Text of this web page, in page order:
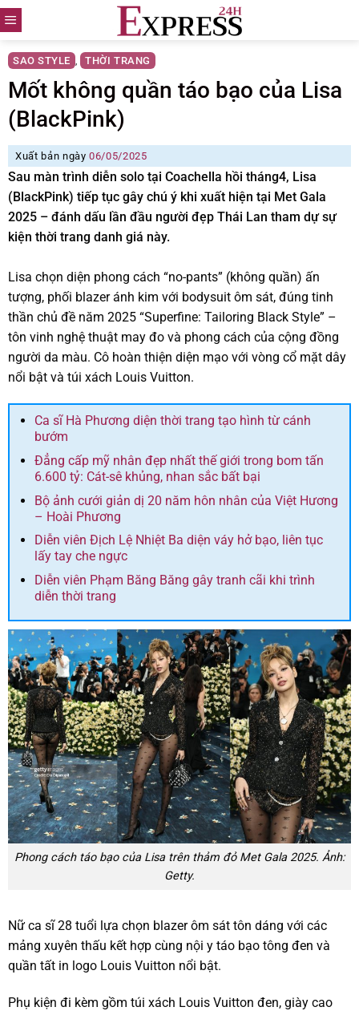
Skip
to
content
SAO STYLE , THỜI TRANG
Mốt không quần táo bạo của Lisa
(BlackPink)
Xuất bản ngày06/05/2025
Sau màn trình diễn solo tại Coachella hồi tháng4, Lisa
(BlackPink) tiếp tục gây chú ý khi xuất hiện tại Met Gala
2025 – đánh dấu lần đầu người đẹp Thái Lan tham dự sự
kiện thời trang danh giá này.
Lisa chọn diện phong cách “no-pants” (không quần) ấn
tượng, phối blazer ánh kim với bodysuit ôm sát, đúng tinh
thần chủ đề năm 2025 “Superfine: Tailoring Black Style” –
tôn vinh nghệ thuật may đo và phong cách của cộng đồng
người da màu. Cô hoàn thiện diện mạo với vòng cổ mặt dây
nổi bật và túi xách Louis Vuitton.
Ca sĩ Hà Phương diện thời trang tạo hình từ cánh
bướm
Đẳng cấp mỹ nhân đẹp nhất thế giới trong bom tấn
6.600 tỷ: Cát-sê khủng, nhan sắc bất bại
Bộ ảnh cưới giản dị 20 năm hôn nhân của Việt Hương
– Hoài Phương
Diễn viên Địch Lệ Nhiệt Ba diện váy hở bạo, liên tục
lấy tay che ngực
Diễn viên Phạm Băng Băng gây tranh cãi khi trình
diễn thời trang
Phong cách táo bạo của Lisa trên thảm đỏ Met Gala 2025. Ảnh:
Getty.
Nữ ca sĩ 28 tuổi lựa chọn blazer ôm sát tôn dáng với các
mảng xuyên thấu kết hợp cùng nội y táo bạo tông đen và
quần tất in logo Louis Vuitton nổi bật.
Phụ kiện đi kèm gồm túi xách Louis Vuitton đen, giày cao